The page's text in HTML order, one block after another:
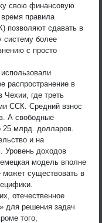
свою финансовую
правила
позволяют сдавать в
систему более
с просто
распространение в
Чехии, где треть
ССК. Средний взнос
А свободные
25 млрд. долларов.
и на
Уровень доходов
модель вполне
существовать в
отечественное
для решения задач
того,